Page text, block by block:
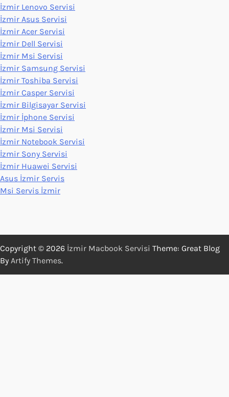
İzmir Lenovo Servisi
İzmir Asus Servisi
İzmir Acer Servisi
İzmir Dell Servisi
İzmir Msi Servisi
İzmir Samsung Servisi
İzmir Toshiba Servisi
İzmir Casper Servisi
İzmir Bilgisayar Servisi
İzmir İphone Servisi
İzmir Msi Servisi
İzmir Notebook Servisi
İzmir Sony Servisi
İzmir Huawei Servisi
Asus İzmir Servis
Msi Servis İzmir
Copyright © 2026 İzmir Macbook Servisi Theme: Great Blog
By Artify Themes.